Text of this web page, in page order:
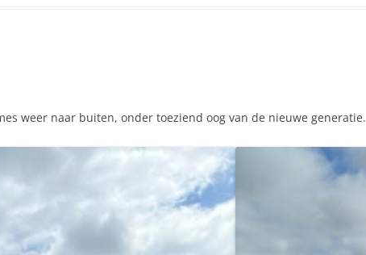
weer naar buiten, onder toeziend oog van de nieuwe generatie.